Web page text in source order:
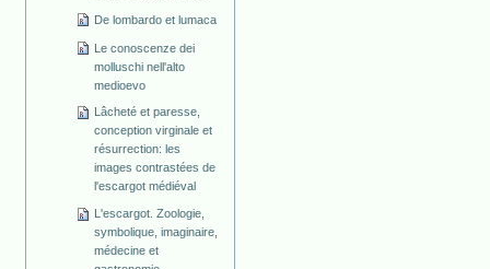
De lombardo et lumaca
Le conoscenze dei
molluschi nell'alto
medioevo
Lâcheté et paresse,
conception virginale et
résurrection: les
images contrastées de
l'escargot médiéval
L'escargot. Zoologie,
symbolique, imaginaire,
médecine et